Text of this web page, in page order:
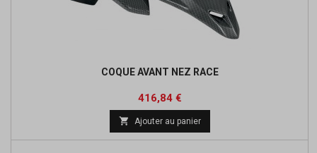
COQUE AVANT NEZ RACE
Prix
416,84 €Prix
de
base
 Ajouter au panier